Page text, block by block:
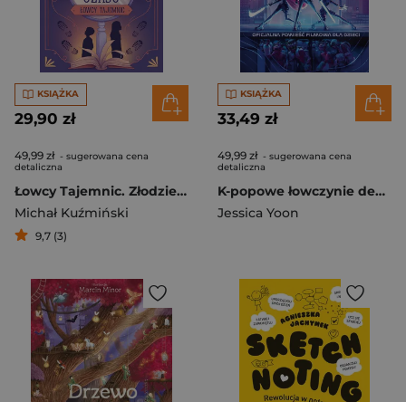
KSIĄŻKA
29,90 zł
49,99 zł - sugerowana cena
detaliczna
Łowcy Tajemnic. Złodziej czasu
Michał Kuźmiński
9,7 (3)
KSIĄŻKA
33,49 zł
49,99 zł - sugerowana cena
detaliczna
K-popowe łowczynie demonów. Oficjalna powieść filmowa dla dzieci
Jessica Yoon